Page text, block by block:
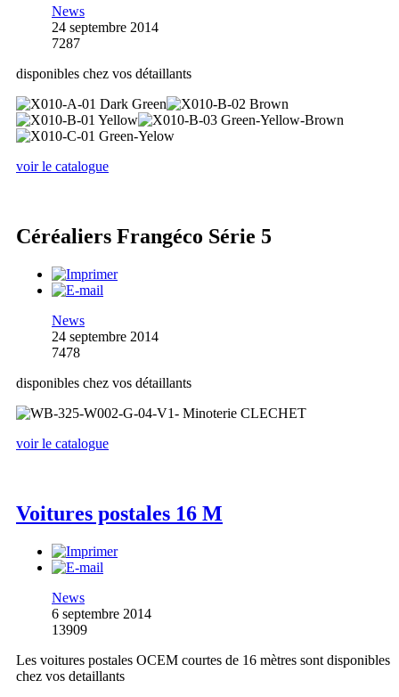
News
24 septembre 2014
7287
disponibles chez vos détaillants
voir le catalogue
Céréaliers Frangéco Série 5
News
24 septembre 2014
7478
disponibles chez vos détaillants
voir le catalogue
Voitures postales 16 M
News
6 septembre 2014
13909
Les voitures postales OCEM courtes de 16 mètres sont disponibles
chez vos detaillants